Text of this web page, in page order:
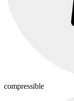
compressible